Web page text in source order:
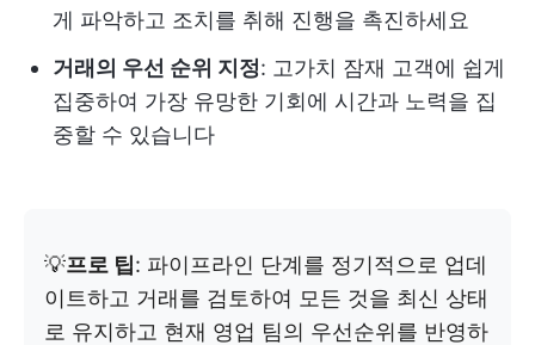
게 파악하고 조치를 취해 진행을 촉진하세요
거래의 우선 순위 지정: 고가치 잠재 고객에 쉽게
집중하여 가장 유망한 기회에 시간과 노력을 집
중할 수 있습니다
💡프로 팁: 파이프라인 단계를 정기적으로 업데
이트하고 거래를 검토하여 모든 것을 최신 상태
로 유지하고 현재 영업 팀의 우선순위를 반영하